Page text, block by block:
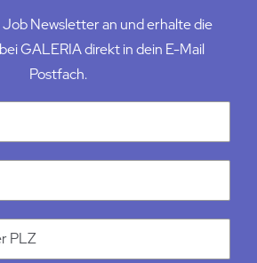
Newsletter an und erhalte die
GALERIA direkt in dein E-Mail
Postfach.